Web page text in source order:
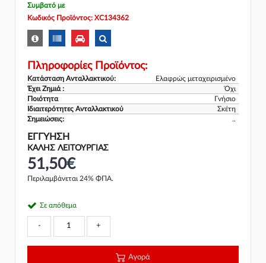
Συμβατό με
Κωδικός Προϊόντος: XC134362
Πληροφορίες Προϊόντος:
Κατάσταση Ανταλλακτικού:
Ελαφρώς μεταχειρισμένο
Έχει Ζημιά :
Όχι
Ποιότητα
Γνήσιο
Ιδιαιτερότητες Ανταλλακτικού
Σκέτη
Σημειώσεις:
..
ΕΓΓΎΗΣΗ
ΚΑΛΗΣ ΛΕΙΤΟΥΡΓΙΑΣ
51,50€
Περιλαμβάνεται 24% ΦΠΑ.
Σε απόθεμα
- +
Αγορά